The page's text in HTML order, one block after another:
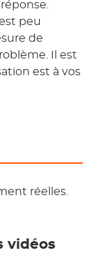
peu
de
Il est
est à vos
réelles.
vidéos